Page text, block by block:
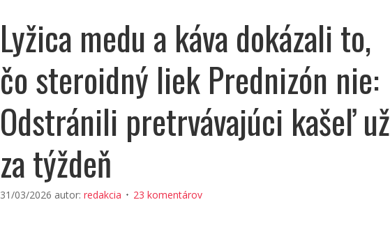
Lyžica medu a káva dokázali to,
čo steroidný liek Prednizón nie:
Odstránili pretrvávajúci kašeľ už
za týždeň
31/03/2026 autor: redakcia 23 komentárov